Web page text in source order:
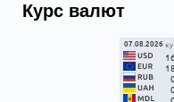
Курс валют